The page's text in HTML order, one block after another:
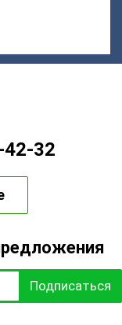
42-32
Подписаться